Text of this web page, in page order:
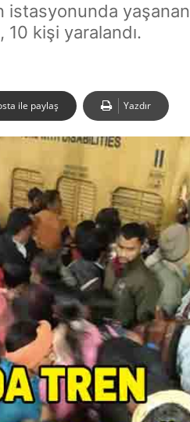
istasyonunda yaşanan
kişi yaralandı.
ile paylaş Yazdır